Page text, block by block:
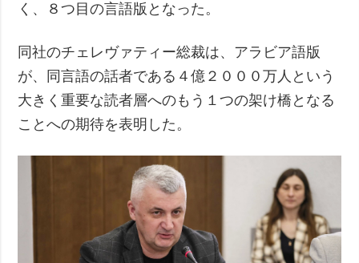
く、８つ目の言語版となった。
同社のチェレヴァティー総裁は、アラビア語版
が、同言語の話者である４億２０００万人という
大きく重要な読者層へのもう１つの架け橋となる
ことへの期待を表明した。